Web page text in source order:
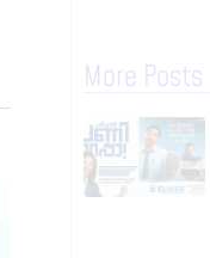
More Posts